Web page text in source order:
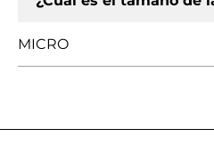
MICRO